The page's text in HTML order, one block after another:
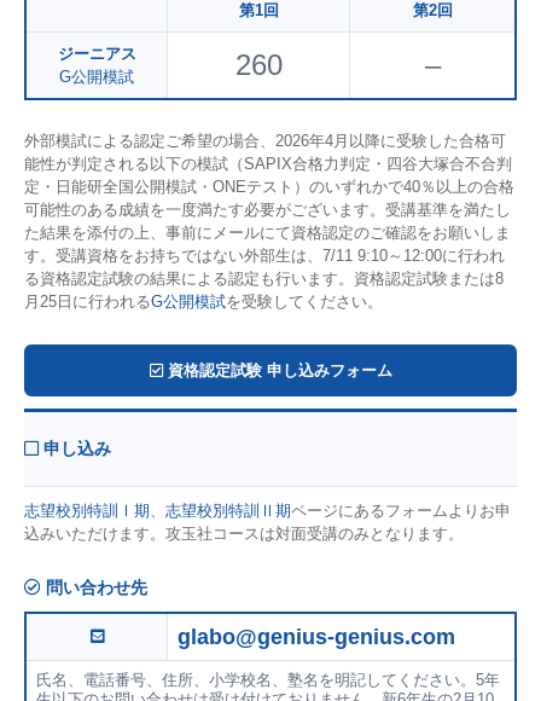
第1回 第2回
ジーニアス
G公開模試
260 –
外部模試による認定ご希望の場合、2026年4月以降に受験した合格可
能性が判定される以下の模試（SAPIX合格力判定・四谷大塚合不合判
定・日能研全国公開模試・ONEテスト）のいずれかで40％以上の合格
可能性のある成績を一度満たす必要がございます。受講基準を満たし
た結果を添付の上、事前にメールにて資格認定のご確認をお願いしま
す。受講資格をお持ちではない外部生は、7/11 9:10～12:00に行われ
る資格認定試験の結果による認定も行います。資格認定試験または8
月25日に行われるG公開模試を受験してください。
資格認定試験 申し込みフォーム
申し込み
志望校別特訓Ⅰ期、 志望校別特訓Ⅱ期ページにあるフォームよりお申
込みいただけます。攻玉社コースは対面受講のみとなります。
問い合わせ先
glabo@genius-genius.com
氏名、電話番号、住所、小学校名、塾名を明記してください。5年